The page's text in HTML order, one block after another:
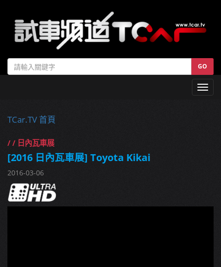
GO
TCar.TV 首頁
/ / 日內瓦車展
[2016 日內瓦車展] Toyota Kikai
2016-03-06